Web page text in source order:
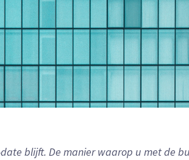
blijft. De manier waarop u met de